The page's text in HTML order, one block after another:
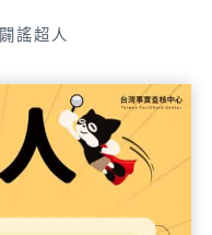
闢謠超人